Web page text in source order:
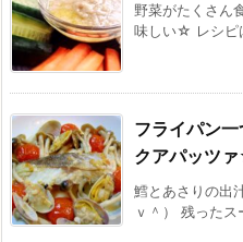
野菜がたくさん
味しい☆ レシピ
フライパン
クアパッツ
鱈とあさりの出
ｖ＾） 残った